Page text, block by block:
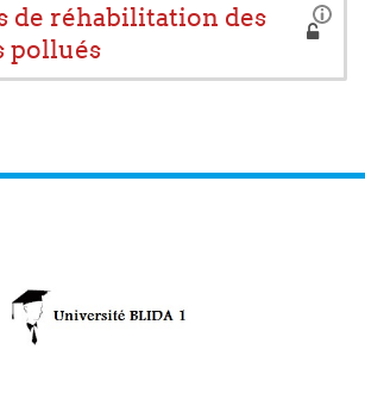
de réhabilitation des
pollués